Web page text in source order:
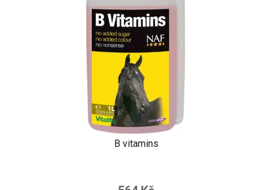
B vitamins